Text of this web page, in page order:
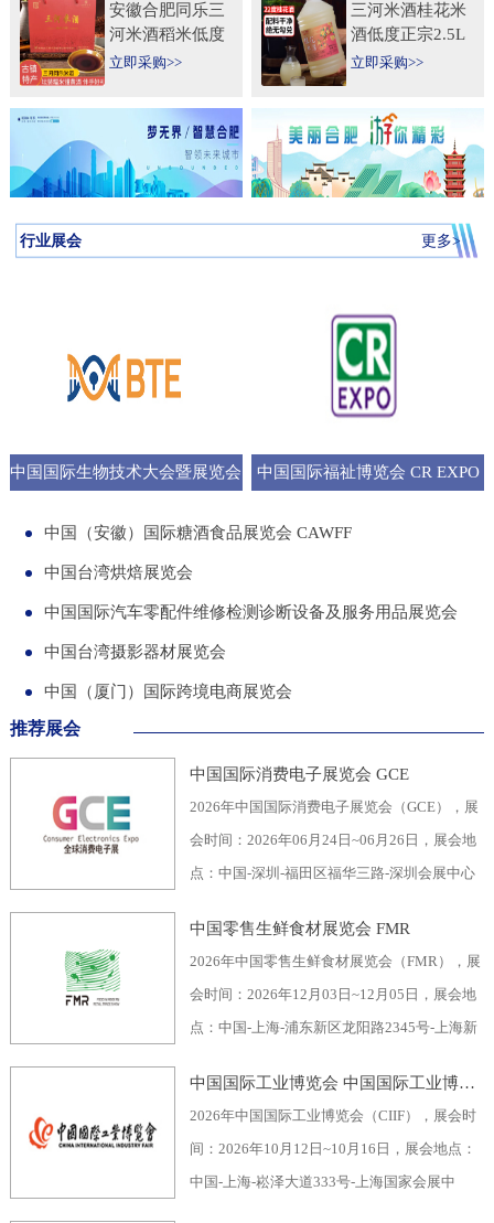
安徽合肥同乐三
河米酒稻米低度
甜黄酒坛装
送礼自饮
立即采购>>
三河米酒桂花米
酒低度正宗2.5L
桶纯手工安徽糯
立即采购>>
行业展会 更多>
中国国际生物技术大会暨展览会 中国国际福祉博览会 CR EXPO
中国（安徽）国际糖酒食品展览会 CAWFF
中国台湾烘焙展览会
中国国际汽车零配件维修检测诊断设备及服务用品展览会
中国台湾摄影器材展览会
中国（厦门）国际跨境电商展览会
推荐展会
中国国际消费电子展览会 GCE
2026年中国国际消费电子展览会（GCE），展
会时间：2026年06月24日~06月26日，展会地
点：中国-深圳-福田区福华三路-深圳会展中心
深圳振华展览有限公司，举办周期：一年一
届，展会面积：40000平米，参展观众：60000
人，参展商数量及参展品牌达到400家。2026
全球消费电子展暨深圳国际消费电子展览
会“GCE”，致力于为全球消费电子生产企业、
中国零售生鲜食材展览会 FMR
2026年中国零售生鲜食材展览会（FMR），展
会时间：2026年12月03日~12月05日，展会地
点：中国-上海-浦东新区龙阳路2345号-上海新
企业协会自有品牌专业委员会，举办周期：一
年一届，展会面积：70000平米，参展观众：
30000人，参展商数量及参展品牌达到1500
家。中国零售生鲜食材展览会FMR（国际生鲜
中国国际工业博览会 中国国际工业博览会 CIIF
2026年中国国际工业博览会（CIIF），展会时
间：2026年10月12日~10月16日，展会地点：
中国-上海-崧泽大道333号-上海国家会展中